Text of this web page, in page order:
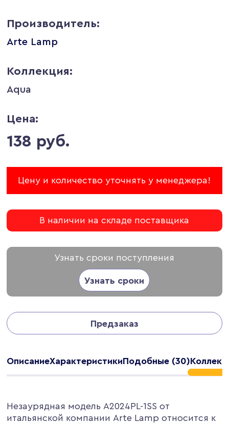
Производитель:
Arte Lamp
Коллекция:
Aqua
Цена:
138 руб.
Цену и количество уточнять у менеджера!
В наличии на складе поставщика
Узнать сроки поступления
Узнать сроки
Предзаказ
ОписаниеХарактеристикиПодобные (30)
Незаурядная модель A2024PL-1SS от
итальянской компании Arte Lamp относится к